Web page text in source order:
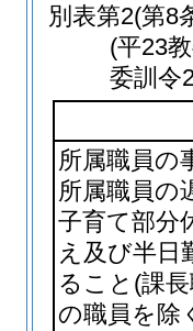
別表第2(第8
(平23
委訓令
所属職員の
所属職員の
子育て部分
え及び半日
ること (課
の職員を除